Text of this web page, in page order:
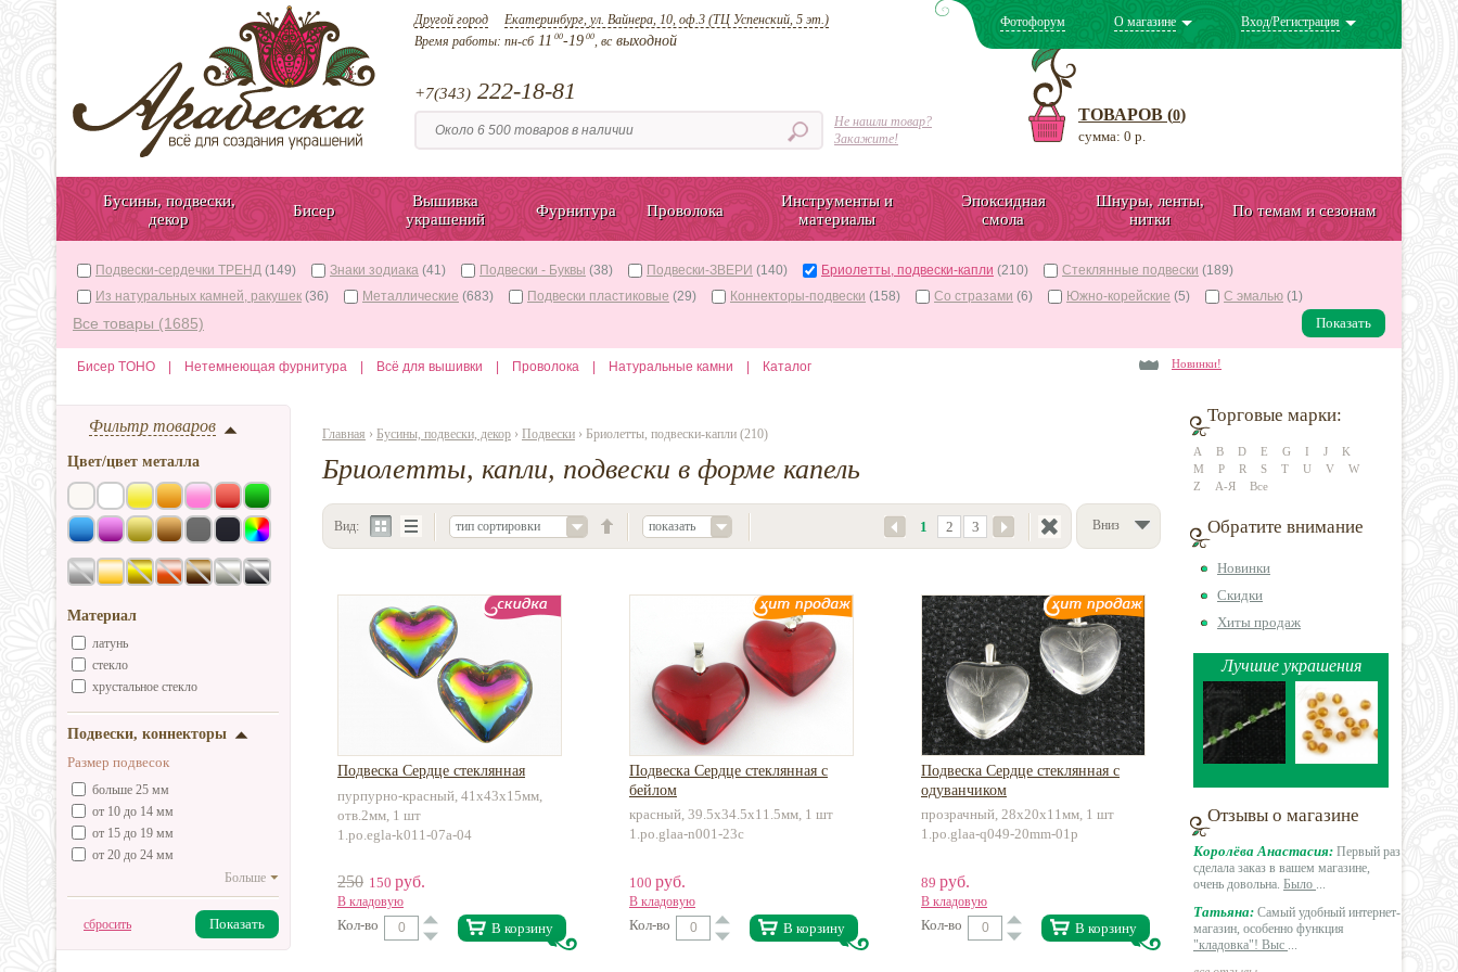
Другой город Екатеринбург, ул. Вайнера, 10, оф.3 (ТЦ Успенский, 5 эт.)
Время работы: пн-сб11 00-19 00, всвыходной
+7(343) 222-18-81
Не нашли товар?
Закажите!
Фотофорум О магазине Вход/Регистрация
ТОВАРОВ (0)
сумма: 0 р.
Бусины, подвески,
декор
Бисер
Вышивка
украшений
Фурнитура Проволока
Инструменты и
материалы
Эпоксидная
смола
Шнуры, ленты,
нитки
По темам и сезонам
Подвески-сердечки ТРЕНД (149) Знаки зодиака (41) Подвески - Буквы (38) Подвески-ЗВЕРИ (140) Бриолетты, подвески-капли (210) Стеклянные подвески (189)
Из натуральных камней, ракушек (36) Металлические (683) Подвески пластиковые (29) Коннекторы-подвески (158) Со стразами (6) Южно-корейские (5) С эмалью (1)
Все товары (1685) Показать
Бисер TOHO Нетемнеющая фурнитура Всё для вышивки Проволока Натуральные камни Каталог Новинки!
Фильтр товаров
Цвет/цвет металла
Материал
латунь
стекло
хрустальное стекло
Подвески, коннекторы
Размер подвесок
больше 25 мм
от 10 до 14 мм
от 15 до 19 мм
от 20 до 24 мм
Больше
сбросить Показать
Главная › Бусины, подвески, декор › Подвески › Бриолетты, подвески-капли (210)
Бриолетты, капли, подвески в форме капель
Вид: тип сортировки показать 1 2 3 Вниз
Подвеска Сердце стеклянная
пурпурно-красный, 41x43x15мм,
отв.2мм, 1 шт
1.po.egla-k011-07a-04
250 150 руб.
В кладовую
Кол-во В корзину
Подвеска Сердце стеклянная с
бейлом
красный, 39.5x34.5x11.5мм, 1 шт
1.po.glaa-n001-23c
100 руб.
В кладовую
Кол-во В корзину
Подвеска Сердце стеклянная с
одуванчиком
прозрачный, 28x20x11мм, 1 шт
1.po.glaa-q049-20mm-01p
89 руб.
В кладовую
Кол-во В корзину
Торговые марки:
A B D E G I J
K
M
P R S T U V
W
Z
А-Я Все
Обратите внимание
Новинки
Скидки
Хиты продаж
Лучшие украшения
Отзывы о магазине
Королёва Анастасия: Первый раз
сделала заказ в вашем магазине,
очень довольна. Было ...
Татьяна: Самый удобный интернет-
магазин, особенно функция
"кладовка"! Выс ...